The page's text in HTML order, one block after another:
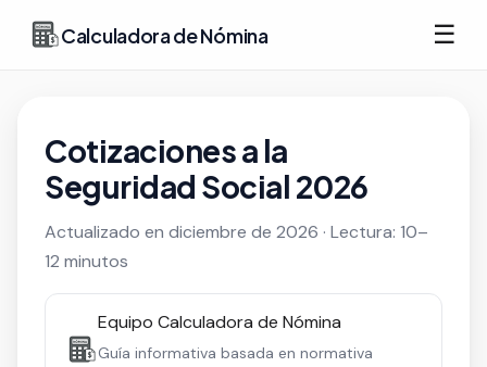
Calculadora de Nómina ☰
Cotizaciones a la
Seguridad Social 2026
Actualizado en diciembre de 2026 · Lectura: 10–
12 minutos
Equipo Calculadora de Nómina
Guía informativa basada en normativa